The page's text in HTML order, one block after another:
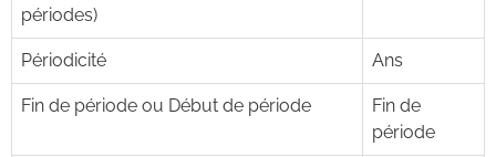
périodes)
Périodicité Ans
Fin de période ou Début de période
Fin de
période